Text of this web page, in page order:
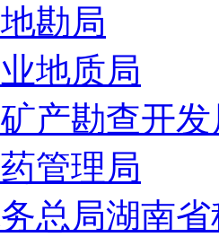
勘局
地质局
产勘查开发
管理局
总局湖南